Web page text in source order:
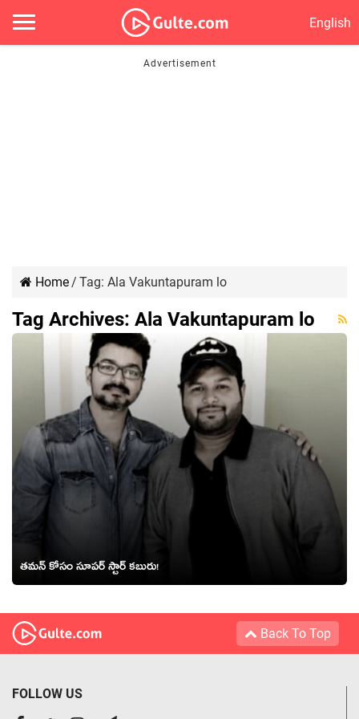
English
Home/ Tag: Ala Vakuntapuram lo
Tag Archives: Ala Vakuntapuram lo
తమన్ కోసం సూపర్ స్టార్ కబురు!
Back To Top
FOLLOW US